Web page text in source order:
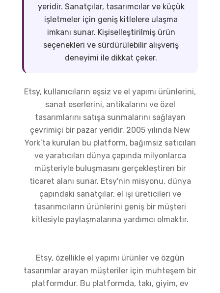
yeridir. Sanatçılar, tasarımcılar ve küçük
işletmeler için geniş kitlelere ulaşma
imkanı sunar. Kişiselleştirilmiş ürün
seçenekleri ve sürdürülebilir alışveriş
deneyimi ile dikkat çeker.
Etsy, kullanıcıların eşsiz ve el yapımı ürünlerini,
sanat eserlerini, antikalarını ve özel
tasarımlarını satışa sunmalarını sağlayan
çevrimiçi bir pazar yeridir. 2005 yılında New
York’ta kurulan bu platform, bağımsız satıcıları
ve yaratıcıları dünya çapında milyonlarca
müşteriyle buluşmasını gerçekleştiren bir
ticaret alanı sunar. Etsy'nin misyonu, dünya
çapındaki sanatçılar, el işi üreticileri ve
tasarımcıların ürünlerini geniş bir müşteri
kitlesiyle paylaşmalarına yardımcı olmaktır.
Etsy, özellikle el yapımı ürünler ve özgün
tasarımlar arayan müşteriler için muhteşem bir
platformdur. Bu platformda, takı, giyim, ev